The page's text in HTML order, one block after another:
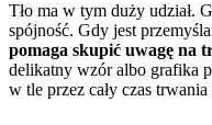
Tło ma w tym duży udział.
spójność. Gdy jest
pomaga skupić uwagę na
delikatny wzór albo grafika
w tle przez cały czas trwania